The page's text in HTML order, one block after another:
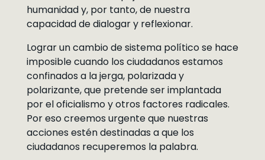
humanidad y, por tanto, de nuestra
capacidad de dialogar y reflexionar.
Lograr un cambio de sistema político se hace
imposible cuando los ciudadanos estamos
confinados a la jerga, polarizada y
polarizante, que pretende ser implantada
por el oficialismo y otros factores radicales.
Por eso creemos urgente que nuestras
acciones estén destinadas a que los
ciudadanos recuperemos la palabra.